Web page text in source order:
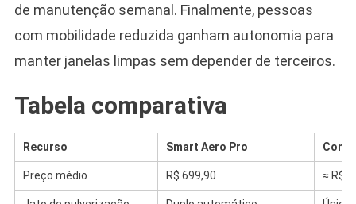
de manutenção semanal. Finalmente, pessoas
com mobilidade reduzida ganham autonomia para
manter janelas limpas sem depender de terceiros.
Tabela comparativa
Recurso Smart Aero Pro
Preço médio R$ 699,90 ≈ R$